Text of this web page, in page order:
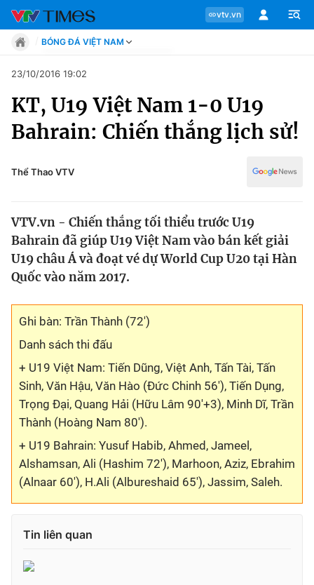
vtv.vn
Chuyên mục
Tin tức
Phong cách
Chân dung
Sự kiện
Bóng đá
Thể thao Điện tử
Các môn khác
VIDEO
Bên lề
BÓNG ĐÁ VIỆT NAM
Move
Phong cách
Chân dung
Sự kiện
Thể thao điện tử
Bên lề
23/10/2016 19:02
KT, U19 Việt Nam 1-0 U19
Bahrain: Chiến thắng lịch sử!
Thể Thao VTV
VTV.vn - Chiến thắng tối thiểu trước U19
Bahrain đã giúp U19 Việt Nam vào bán kết giải
U19 châu Á và đoạt vé dự World Cup U20 tại Hàn
Quốc vào năm 2017.
Ghi bàn: Trần Thành (72')
Danh sách thi đấu
+ U19 Việt Nam: Tiến Dũng, Việt Anh, Tấn Tài, Tấn
Sinh, Văn Hậu, Văn Hào (Đức Chinh 56'), Tiến Dụng,
Trọng Đại, Quang Hải (Hữu Lâm 90'+3), Minh Dĩ, Trần
Thành (Hoàng Nam 80').
+ U19 Bahrain: Yusuf Habib, Ahmed, Jameel,
Alshamsan, Ali (Hashim 72'), Marhoon, Aziz, Ebrahim
(Alnaar 60'), H.Ali (Albureshaid 65'), Jassim, Saleh.
Tin liên quan